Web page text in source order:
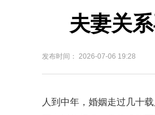
夫妻关
发布时间： 2026-07-06 19:28
人到中年，婚姻走过几十